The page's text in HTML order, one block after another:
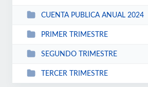
CUENTA PUBLICA ANUAL 2024
PRIMER TRIMESTRE
SEGUNDO TRIMESTRE
TERCER TRIMESTRE